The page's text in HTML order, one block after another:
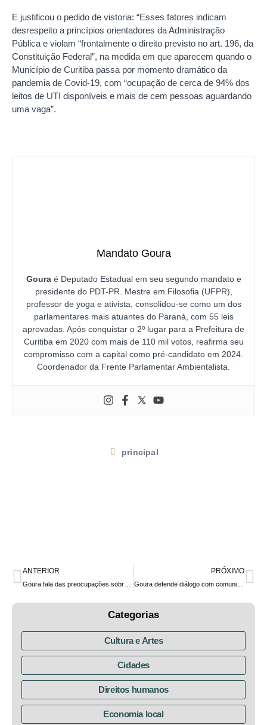
E justificou o pedido de vistoria: “Esses fatores indicam
desrespeito a princípios orientadores da Administração
Pública e violam “frontalmente o direito previsto no art. 196, da
Constituição Federal”, na medida em que aparecem quando o
Município de Curitiba passa por momento dramático da
pandemia de Covid-19, com “ocupação de cerca de 94% dos
leitos de UTI disponíveis e mais de cem pessoas aguardando
uma vaga”.
Mandato Goura
Gouraé Deputado Estadual em seu segundo mandato e
presidente do PDT-PR. Mestre em Filosofia (UFPR),
professor de yoga e ativista, consolidou-se como um dos
parlamentares mais atuantes do Paraná, com 55 leis
aprovadas. Após conquistar o 2º lugar para a Prefeitura de
Curitiba em 2020 com mais de 110 mil votos, reafirma seu
compromisso com a capital como pré-candidato em 2024.
Coordenador da Frente Parlamentar Ambientalista.
principal
ANTERIOR PRÓXIMO
Goura defende diálogo com comunidade científica para definição do projeto de engorda da orla de Matinhos
Categorias
Cultura e Artes
Cidades
Direitos humanos
Economia local